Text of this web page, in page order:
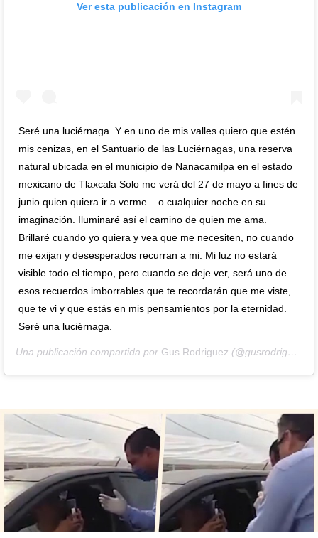
Ver esta publicación en Instagram
Seré una luciérnaga. Y en uno de mis valles quiero que estén
mis cenizas, en el Santuario de las Luciérnagas, una reserva
natural ubicada en el municipio de Nanacamilpa en el estado
mexicano de Tlaxcala Solo me verá del 27 de mayo a fines de
junio quien quiera ir a verme... o cualquier noche en su
imaginación. Iluminaré así el camino de quien me ama.
Brillaré cuando yo quiera y vea que me necesiten, no cuando
me exijan y desesperados recurran a mi. Mi luz no estará
visible todo el tiempo, pero cuando se deje ver, será uno de
esos recuerdos imborrables que te recordarán que me viste,
que te vi y que estás en mis pensamientos por la eternidad.
Seré una luciérnaga.
Una publicación compartida por Gus Rodriguez (@gusrodriguez) el